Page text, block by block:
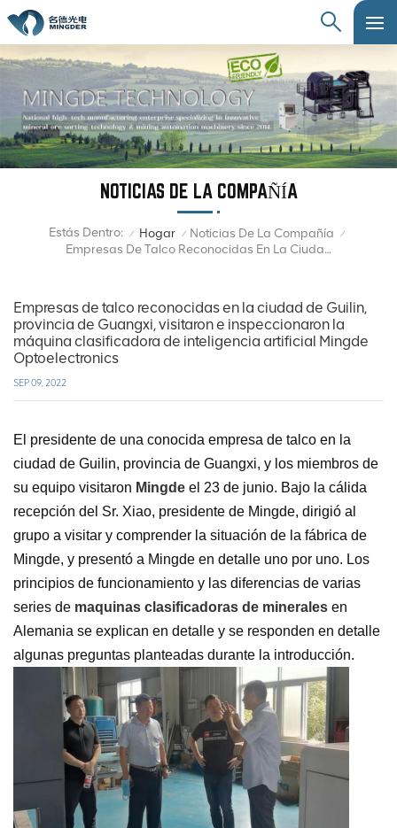
NOTICIAS DE LA COMPAÑÍA
Estás Dentro: / Hogar / Noticias De La Compañía /
Empresas De Talco Reconocidas En La Ciudad De Guilin, Provincia De Guangxi, Visitaron E Inspeccionaron La Máquina Clasificadora De Inteligencia Artificial Mingde Optoelectronics
Empresas de talco reconocidas en la ciudad de Guilin,
provincia de Guangxi, visitaron e inspeccionaron la
máquina clasificadora de inteligencia artificial Mingde
Optoelectronics
SEP 09, 2022
El presidente de una conocida empresa de talco en la
ciudad de Guilin, provincia de Guangxi, y los miembros de
su equipo visitaron Mingde el 23 de junio. Bajo la cálida
recepción del Sr. Xiao, presidente de Mingde, dirigió al
grupo a visitar y comprender la situación de la fábrica de
Mingde, y presentó a Mingde en detalle uno por uno. Los
principios de funcionamiento y las diferencias de varias
series de maquinas clasificadoras de minerales en
Alemania se explican en detalle y se responden en detalle
algunas preguntas planteadas durante la introducción.